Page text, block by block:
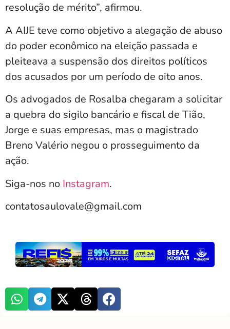
resolução de mérito”, afirmou.
A AIJE teve como objetivo a alegação de abuso
do poder econômico na eleição passada e
pleiteava a suspensão dos direitos políticos
dos acusados por um período de oito anos.
Os advogados de Rosalba chegaram a solicitar
a quebra do sigilo bancário e fiscal de Tião,
Jorge e suas empresas, mas o magistrado
Breno Valério negou o prosseguimento da
ação.
Siga-nos no Instagram.
contatosaulovale@gmail.com